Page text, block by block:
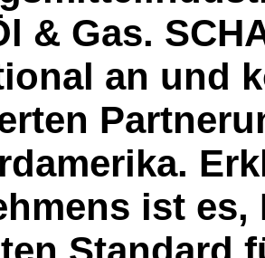
& Gas.
an und
ist es,